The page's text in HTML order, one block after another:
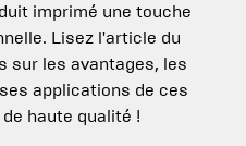
imprimé une touche
Lisez l'article du
sur les avantages, les
applications de ces
haute qualité !